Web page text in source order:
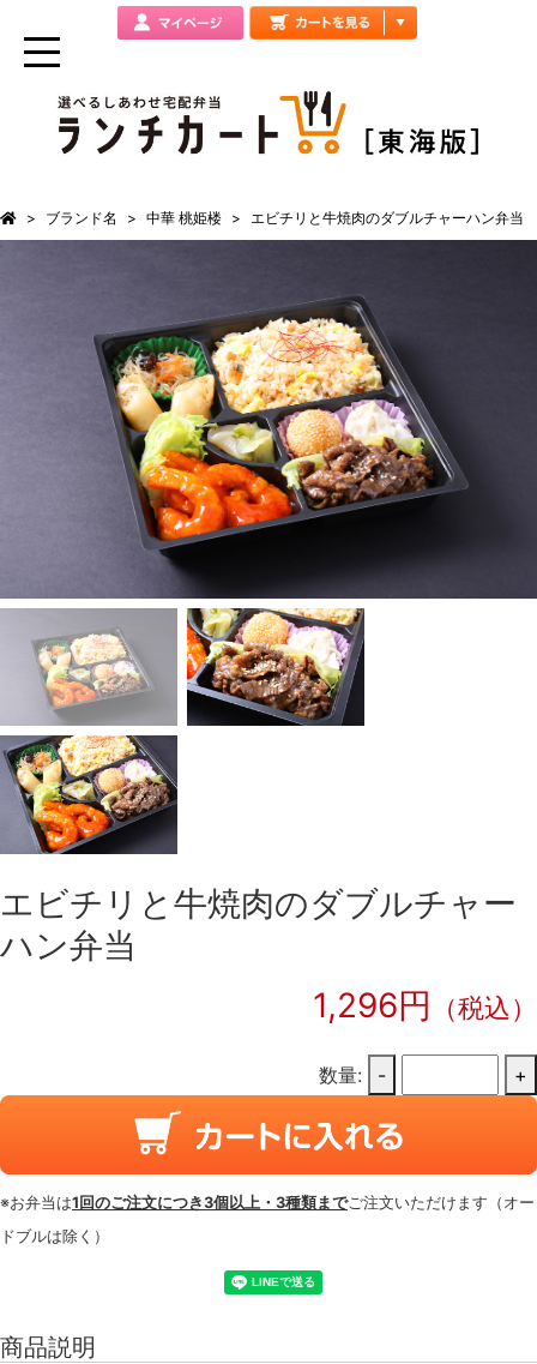
ブランド名 中華 桃姫楼 エビチリと牛焼肉のダブルチャーハン弁当
エビチリと牛焼肉のダブルチャー
ハン弁当
1,296円
（税込）
数量: - +
※お弁当は1回のご注文につき3個以上・3種類までご注文いただけます（オー
ドブルは除く）
商品説明